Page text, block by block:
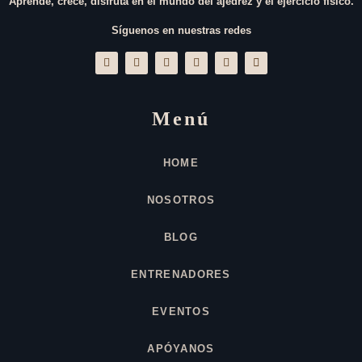
Síguenos en nuestras redes
Menú
HOME
NOSOTROS
BLOG
ENTRENADORES
EVENTOS
APÓYANOS